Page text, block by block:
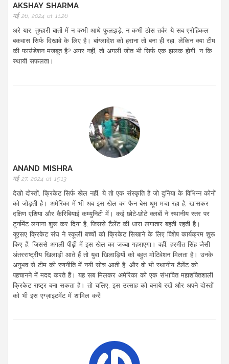
AKSHAY SHARMA
मई 26, 2024 at 11:26
अरे यार, तुम्हारी बातों में न कभी आधे फुलझड़े, न कभी ठोस तर्क! ये सब एरोहिकल
बकवास सिर्फ दिखावे के लिए है। बांग्लादेश को हराना तो बना ही रहा, लेकिन क्या टीम
की फाउंडेशन मजबूत है? अगर नहीं, तो अगली जीत भी सिर्फ एक झलक होगी, न कि
स्थायी सफलता।
ANAND MISHRA
मई 27, 2024 at 15:13
देखो दोस्तों, क्रिकेट सिर्फ खेल नहीं, ये तो एक संस्कृति है जो दुनिया के विभिन्न कोनों
को जोड़ती है। अमेरिका में भी अब इस खेल का फैन बेस धूम मचा रहा है, खासकर
दक्षिण एशिया और कैरिबियाई कम्युनिटी में। कई छोटे‑छोटे क्लबों ने स्थानीय स्तर पर
टूर्नामेंट लगाना शुरू कर दिया है, जिससे टैलेंट की धारा लगातार बहती रहती है।
यूएसए क्रिकेट संघ ने स्कूली बच्चों को क्रिकेट सिखाने के लिए विशेष कार्यक्रम शुरू
किए हैं, जिससे अगली पीढ़ी में इस खेल का जज्बा गहराएगा। वहीं, हरमीत सिंह जैसी
अंतरराष्ट्रीय खिलाड़ी आते हैं तो युवा खिलाड़ियों को बहुत मोटिवेशन मिलता है। उनके
अनुभव से टीम की रणनीति में नयी सोच आती है, और वो भी स्थानीय टैलेंट को
पहचानने में मदद करते हैं। यह सब मिलकर अमेरिका को एक संभावित महाशक्तिशाली
क्रिकेट राष्ट्र बना सकता है। तो चलिए, इस उत्साह को बनाये रखें और अपने दोस्तों
को भी इस एग्ज़ाइटमेंट में शामिल करें!